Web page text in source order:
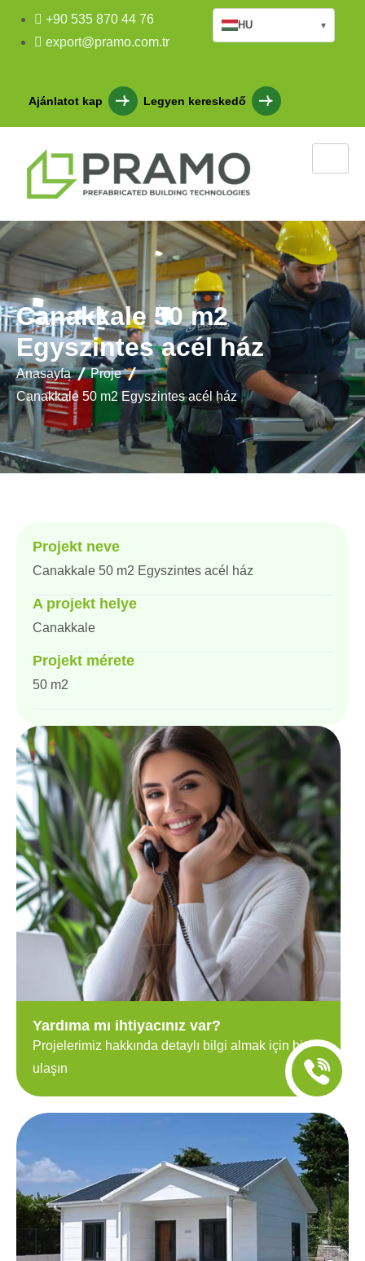
+90 535 870 44 76
export@pramo.com.tr
Ajánlatot kap Legyen kereskedő
HU ▾
Canakkale 50 m2
Egyszintes acél ház
Anasayfa
Proje
Canakkale 50 m2 Egyszintes acél ház
Projekt neve
Canakkale 50 m2 Egyszintes acél ház
A projekt helye
Canakkale
Projekt mérete
50 m2
Yardıma mı ihtiyacınız var?
Projelerimiz hakkında detaylı bilgi almak için bize
ulaşın